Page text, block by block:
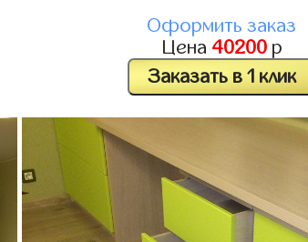
Оформить заказ
Цена 40200р
Заказать в 1 клик